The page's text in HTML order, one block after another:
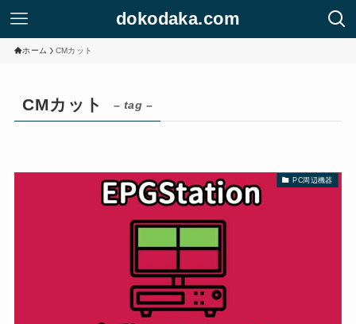
dokodaka.com
ホーム CMカット
CMカット – tag –
PC周辺機器